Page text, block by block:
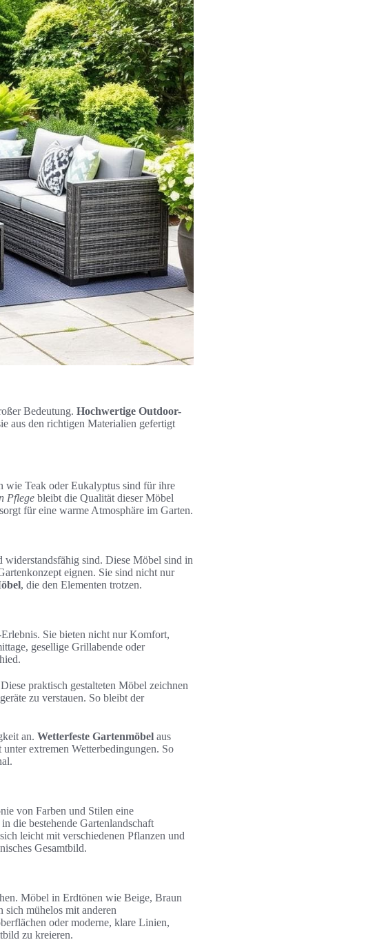
Bedeutung. Hochwertige Outdoor-
aus den richtigen Materialien gefertigt
wie Teak oder Eukalyptus sind für ihre
Pflege bleibt die Qualität dieser Möbel
für eine warme Atmosphäre im Garten.
sind. Diese Möbel sind in
eignen. Sie sind nicht nur
, die den Elementen trotzen.
Sie bieten nicht nur Komfort,
gesellige Grillabende oder
praktisch gestalteten Möbel zeichnen
zu verstauen. So bleibt der
an. Wetterfeste Gartenmöbel aus
extremen Wetterbedingungen. So
von Farben und Stilen eine
die bestehende Gartenlandschaft
leicht mit verschiedenen Pflanzen und
Gesamtbild.
Möbel in Erdtönen wie Beige, Braun
sich mühelos mit anderen
oder moderne, klare Linien,
zu kreieren.